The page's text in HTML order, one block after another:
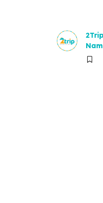
Nam